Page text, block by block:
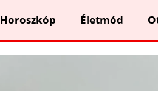
Horoszkóp Életmód